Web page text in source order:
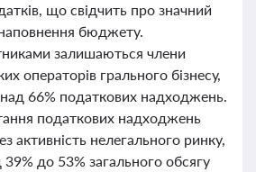
що свідчить про значний
наповнення бюджету.
залишаються члени
операторів грального бізнесу,
66% податкових надходжень.
податкових надходжень
активність нелегального ринку,
39% до 53% загального обсягу